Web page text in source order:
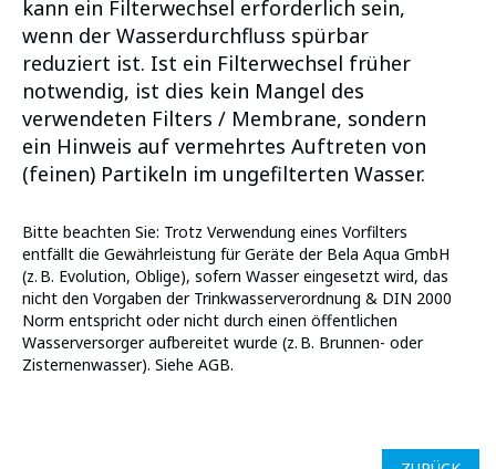
kann ein Filterwechsel erforderlich sein,
wenn der Wasserdurchfluss spürbar
reduziert ist. Ist ein Filterwechsel früher
notwendig, ist dies kein Mangel des
verwendeten Filters / Membrane, sondern
ein Hinweis auf vermehrtes Auftreten von
(feinen) Partikeln im ungefilterten Wasser.
Bitte beachten Sie: Trotz Verwendung eines Vorfilters
entfällt die Gewährleistung für Geräte der Bela Aqua GmbH
(z. B. Evolution, Oblige), sofern Wasser eingesetzt wird, das
nicht den Vorgaben der Trinkwasserverordnung & DIN 2000
Norm entspricht oder nicht durch einen öffentlichen
Wasserversorger aufbereitet wurde (z. B. Brunnen- oder
Zisternenwasser). Siehe AGB.